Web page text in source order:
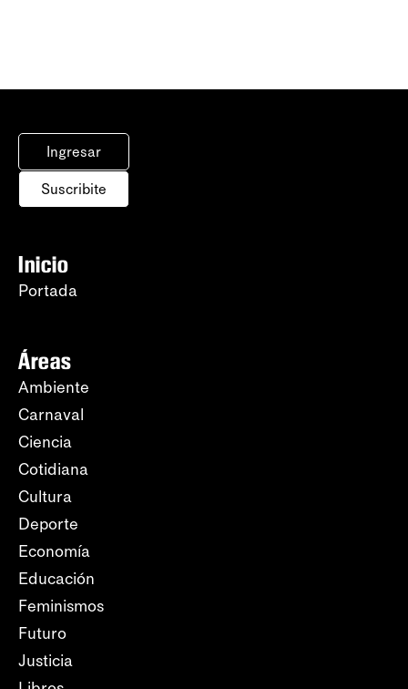
Ingresar
Suscribite
Inicio
Portada
Áreas
Ambiente
Carnaval
Ciencia
Cotidiana
Cultura
Deporte
Economía
Educación
Feminismos
Futuro
Justicia